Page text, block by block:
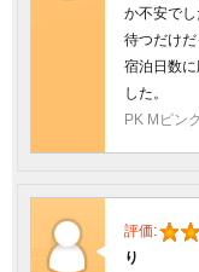
か不安で
待つだけだ
宿泊日数
した。
PK Mピンク
評価:
り